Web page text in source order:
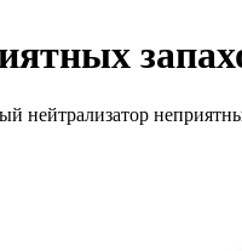
нейтрализатор